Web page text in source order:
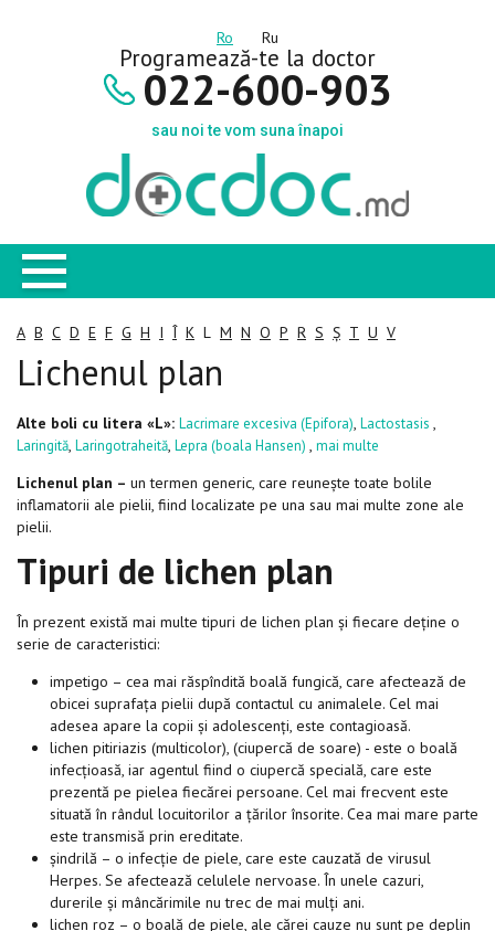
Ro Ru
Programează-te la doctor
022-600-903
sau noi te vom suna înapoi
A B C D E F G H I Î K L M N O P R S Ș T U V
Lichenul plan
Alte boli cu litera «L»: Lacrimare excesiva (Epifora), Lactostasis ,
Laringită, Laringotraheită, Lepra (boala Hansen) , mai multe
Lichenul plan – un termen generic, care reunește toate bolile
inflamatorii ale pielii, fiind localizate pe una sau mai multe zone ale
pielii.
Tipuri de lichen plan
În prezent există mai multe tipuri de lichen plan și fiecare deține o
serie de caracteristici:
impetigo – cea mai răspîndită boală fungică, care afectează de
obicei suprafața pielii după contactul cu animalele. Cel mai
adesea apare la copii și adolescenți, este contagioasă.
lichen pitiriazis (multicolor), (ciupercă de soare) - este o boală
infecțioasă, iar agentul fiind o ciupercă specială, care este
prezentă pe pielea fiecărei persoane. Cel mai frecvent este
situată în rândul locuitorilor a țărilor însorite. Cea mai mare parte
este transmisă prin ereditate.
șindrilă – o infecție de piele, care este cauzată de virusul
Herpes. Se afectează celulele nervoase. În unele cazuri,
durerile și mâncărimile nu trec de mai mulți ani.
lichen roz – o boală de piele, ale cărei cauze nu sunt pe deplin